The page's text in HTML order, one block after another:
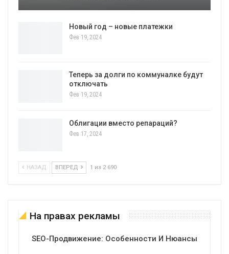
Новый год – новые платежки
Фев 19, 2024
Теперь за долги по коммуналке будут
отключать
Фев 19, 2024
Облигации вместо репараций?
Фев 17, 2024
НАЗАД ВПЕРЕД 1 из 2 690
На правах рекламы
SEO-Продвижение: Особенности И Нюансы